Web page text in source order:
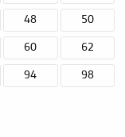
48 50
60 62
94 98